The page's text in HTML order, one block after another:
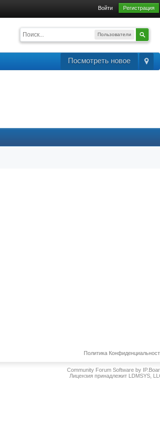
Войти Регистрация
Пользователи
Посмотреть новое
Политика
Community Forum Software by
Лицензия принадлежит LDMSYS,